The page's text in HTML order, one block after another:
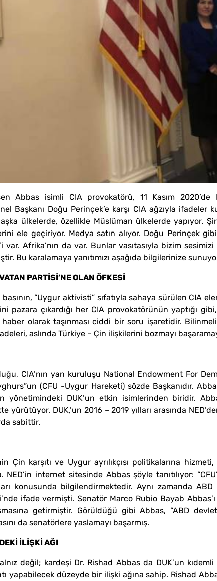
Abbas isimli CIA provokatörü, 11 Kasım
Başkanı Doğu Perinçek’e karşı CIA ağzıyla ifadeler
ülkelerde, özellikle Müslüman ülkelerde yapıyor.
ele geçiriyor. Medya satın alıyor. Doğu Perinçek
var. Afrika’nın da var. Bunlar vasıtasıyla bizim
Bu karalamaya yanıtımızı aşağıda bilgilerinize
PARTİSİ’NE OLAN ÖFKESİ
“Uygur aktivisti” sıfatıyla sahaya sürülen CIA
pazara çıkardığı her CIA provokatörünün yaptığı
olarak taşınması ciddi bir soru işaretidir.
aslında Türkiye – Çin ilişkilerini bozmayı
CIA’nın yan kuruluşu National Endowment For
(CFU -Uygur Hareketi) sözde Başkanıdır.
yönetimindeki DUK’un etkin isimlerinden biridir.
yürütüyor. DUK,’un 2016 – 2019 yılları arasında
sabittir.
Çin karşıtı ve Uygur ayrılıkçısı politikalarına
NED’in internet sitesinde Abbas şöyle tanıtılıyor:
konusunda bilgilendirmektedir. Aynı zamanda
ifade vermişti. Senatör Marco Rubio Bayab
getirmiştir. Görüldüğü gibi Abbas, “ABD
da senatörlere yaslamayı başarmış.
İLİŞKİ AĞI
değil; kardeşi Dr. Rishad Abbas da DUK’un kıdemli
yapabilecek düzeyde bir ilişki ağına sahip. Rishad